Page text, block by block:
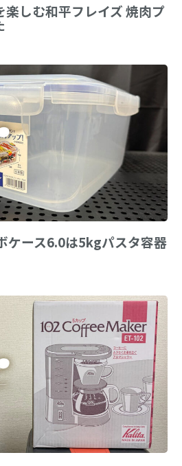
楽しむ和平フレイズ 焼肉プ
ケース6.0は5kgパスタ容器